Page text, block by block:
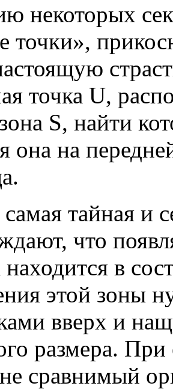
некоторых
точки»,
точка U,
S, найти
она на
тайная и
что
в
этой зоны
вверх и
размера. При
сравнимый